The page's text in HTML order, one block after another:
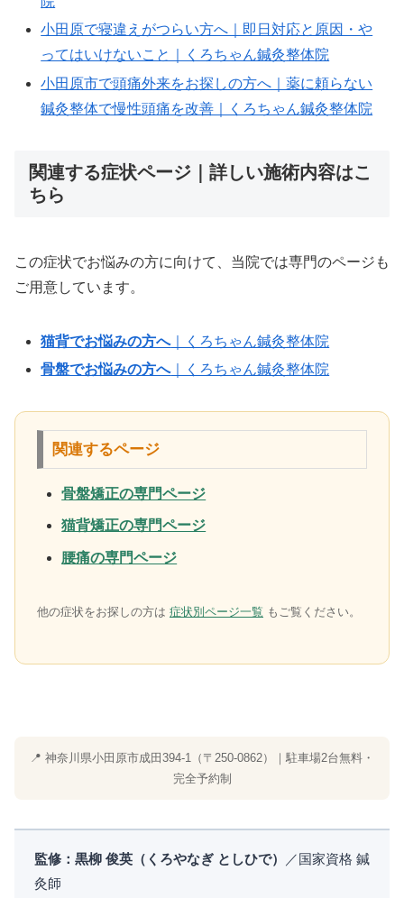
小田原で寝違えがつらい方へ｜即日対応と原因・や
ってはいけないこと｜くろちゃん鍼灸整体院
小田原市で頭痛外来をお探しの方へ｜薬に頼らない
鍼灸整体で慢性頭痛を改善｜くろちゃん鍼灸整体院
関連する症状ページ｜詳しい施術内容はこ
ちら
この症状でお悩みの方に向けて、当院では専門のページも
ご用意しています。
猫背でお悩みの方へ｜くろちゃん鍼灸整体院
骨盤でお悩みの方へ｜くろちゃん鍼灸整体院
関連するページ
骨盤矯正の専門ページ
猫背矯正の専門ページ
腰痛の専門ページ
他の症状をお探しの方は 症状別ページ一覧 もご覧ください。
📍 神奈川県小田原市成田394-1（〒250-0862）｜駐車場2台無料・
完全予約制
監修：黒柳 俊英（くろやなぎ としひで）
／国家資格 鍼
灸師